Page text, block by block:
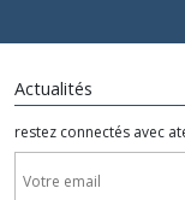
Actualités
restez connectés avec